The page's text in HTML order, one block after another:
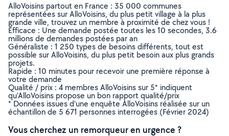
AlloVoisins partout en France : 35 000 communes
représentées sur AlloVoisins, du plus petit village à la plus
grande ville, trouvez un membre à proximité de chez vous !
Efficace : Une demande postée toutes les 10 secondes, 3.6
millions de demandes postées par an
Généraliste : 1 250 types de besoins différents, tout est
possible sur AlloVoisins, du plus petit besoin aux plus grands
projets.
Rapide : 10 minutes pour recevoir une première réponse à
votre demande
Qualité / prix : 4 membres AlloVoisins sur 5* indiquent
qu’AlloVoisins propose un bon rapport qualité/prix
* Données issues d’une enquête AlloVoisins réalisée sur un
échantillon de 5 671 personnes interrogées (Février 2024)
Vous cherchez un remorqueur en urgence ?